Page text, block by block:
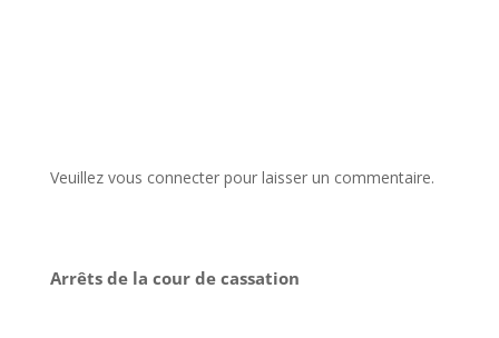
Veuillez vous connecter pour laisser un commentaire.
Arrêts de la cour de cassation